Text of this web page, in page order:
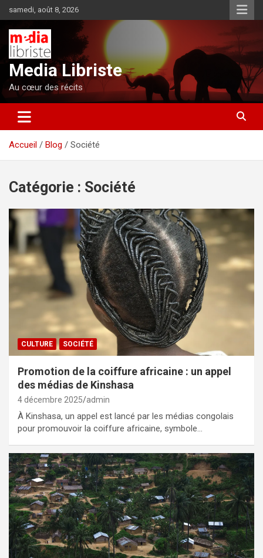
au
contenu
samedi, août 8, 2026
Media Libriste
Au cœur des récits
Accueil Blog Société
Catégorie : Société
CULTURE SOCIÉTÉ
Promotion de la coiffure africaine : un appel
des médias de Kinshasa
4 décembre 2025 admin
À Kinshasa, un appel est lancé par les médias congolais
pour promouvoir la coiffure africaine, symbole…